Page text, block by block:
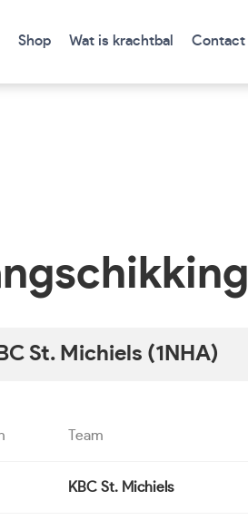
Shop Wat is krachtbal Contact
St. Michiels (1NHA)
Team
KBC St. Michiels